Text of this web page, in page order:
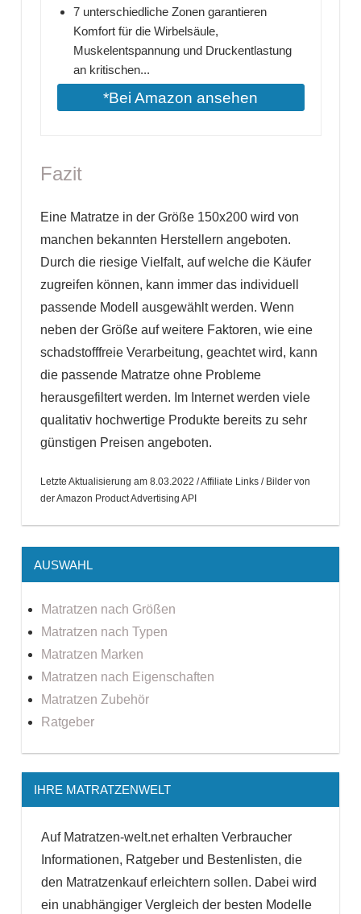
7 unterschiedliche Zonen garantieren
Komfort für die Wirbelsäule,
Muskelentspannung und Druckentlastung
an kritischen...
*Bei Amazon ansehen
Fazit
Eine Matratze in der Größe 150x200 wird von
manchen bekannten Herstellern angeboten.
Durch die riesige Vielfalt, auf welche die Käufer
zugreifen können, kann immer das individuell
passende Modell ausgewählt werden. Wenn
neben der Größe auf weitere Faktoren, wie eine
schadstofffreie Verarbeitung, geachtet wird, kann
die passende Matratze ohne Probleme
herausgefiltert werden. Im Internet werden viele
qualitativ hochwertige Produkte bereits zu sehr
günstigen Preisen angeboten.
Letzte Aktualisierung am 8.03.2022 / Affiliate Links / Bilder von
der Amazon Product Advertising API
AUSWAHL
Matratzen nach Größen
Matratzen nach Typen
Matratzen Marken
Matratzen nach Eigenschaften
Matratzen Zubehör
Ratgeber
IHRE MATRATZENWELT
Auf Matratzen-welt.net erhalten Verbraucher
Informationen, Ratgeber und Bestenlisten, die
den Matratzenkauf erleichtern sollen. Dabei wird
ein unabhängiger Vergleich der besten Modelle